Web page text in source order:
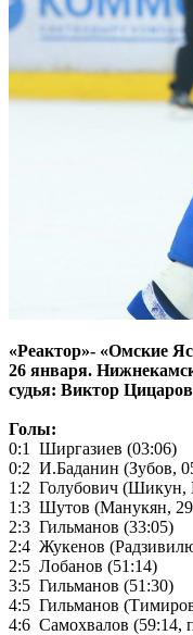
«Реактор»- «Омские
26 января.
судья: Виктор
Голы:
0:1 Ширгазиев (03:06)
0:2 И.Баданин (Зубов,
1:2 Голубович (Шикун,
1:3 Шутов (Манукян,
2:3 Гильманов (33:05)
2:4 Жукенов
2:5 Лобанов (51:14)
3:5 Гильманов (51:30)
4:5 Гильманов
4:6 Самохвалов (59:14,